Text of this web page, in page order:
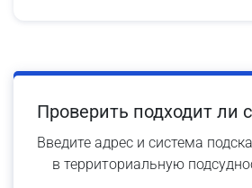
Проверить подходит ли
Введите адрес и система
в территориальную